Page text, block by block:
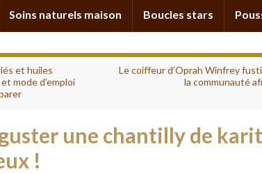
Soins naturels maison Boucles stars
et huiles
mode d’emploi
Le coiffeur d’Oprah Winfrey
la communauté
une chantilly de
!